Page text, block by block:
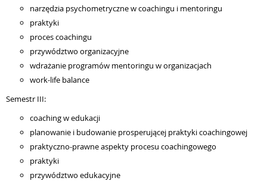
narzędzia psychometryczne w coachingu i mentoringu
praktyki
proces coachingu
przywództwo organizacyjne
wdrażanie programów mentoringu w organizacjach
work-life balance
Semestr III:
coaching w edukacji
planowanie i budowanie prosperującej praktyki coachingowej
praktyczno-prawne aspekty procesu coachingowego
praktyki
przywództwo edukacyjne